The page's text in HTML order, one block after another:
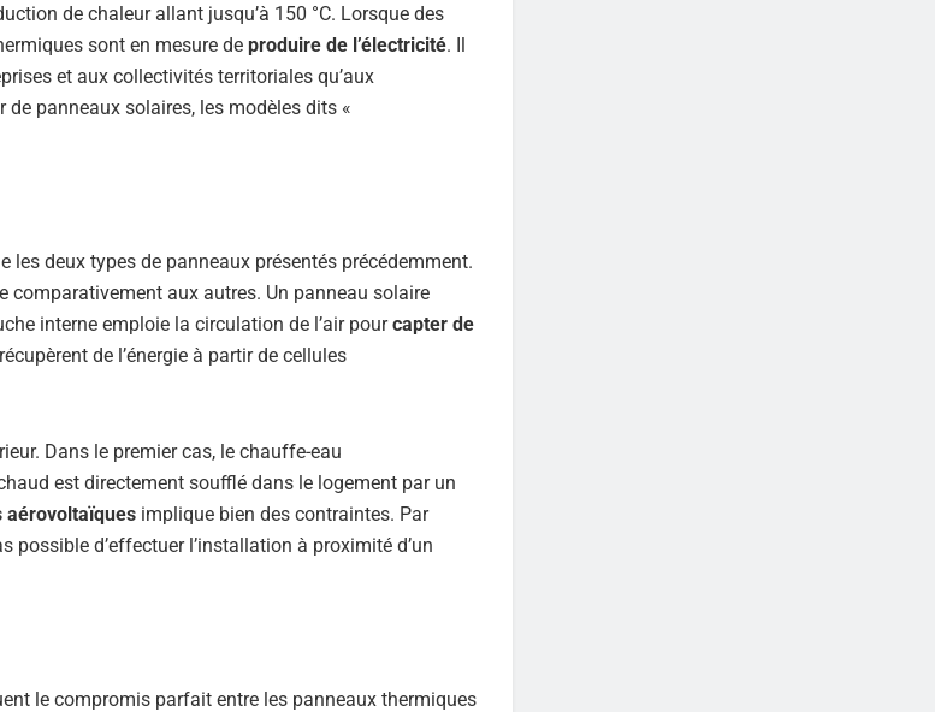
de chaleur allant jusqu’à 150 °C. Lorsque des
sont en mesure de produire de l’électricité. Il
et aux collectivités territoriales qu’aux
panneaux solaires, les modèles dits «
deux types de panneaux présentés précédemment.
aux autres. Un panneau solaire
interne emploie la circulation de l’air pourcapter de
de l’énergie à partir de cellules
Dans le premier cas, le chauffe-eau
est directement soufflé dans le logement par un
aérovoltaïques implique bien des contraintes. Par
possible d’effectuer l’installation à proximité d’un
le compromis parfait entre les panneaux thermiques